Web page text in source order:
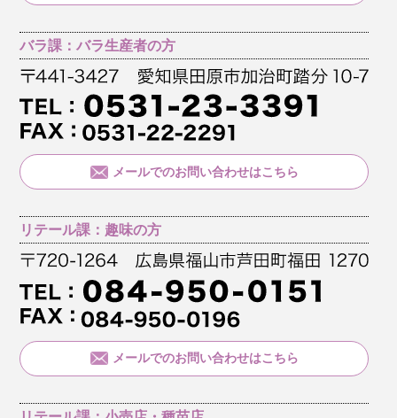
バラ課：バラ生産者の方
メールでのお問い合わせはこちら
リテール課：趣味の方
メールでのお問い合わせはこちら